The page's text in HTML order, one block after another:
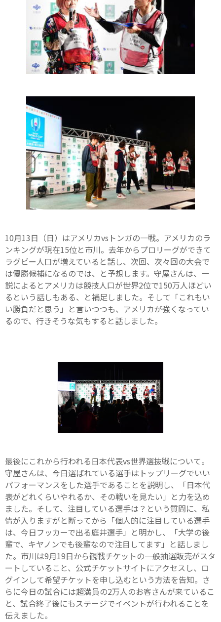
10月13日（日）はアメリカvsトンガの一戦。アメリカのラ
ンキングが現在15位と市川。去年からプロリーグができて
ラグビー人口が増えていると話し、次回、次々回の大会で
は優勝候補になるのでは、と予想します。守屋さんは、一
説によるとアメリカは競技人口が世界2位で150万人ほどい
るという話しもある、と補足しました。そして「これもい
い勝負だと思う」と言いつつも、アメリカが強くなってい
るので、行きそうな気もすると話しました。
最後にこれから行われる日本代表vs世界選抜戦について。
守屋さんは、今日選ばれている選手はトップリーグでいい
パフォーマンスをした選手であることを説明し、「日本代
表がどれくらいやれるか、その戦いを見たい」と力を込め
ました。そして、注目している選手は？という質問に、私
情が入りますがと断ってから「個人的に注目している選手
は、今日フッカーで出る庭井選手」と明かし、「大学の後
輩で、キヤノンでも後輩なので注目してます」と話しまし
た。市川は9月19日から観戦チケットの一般抽選販売がスタ
ートしていること、公式チケットサイトにアクセスし、ロ
グインして希望チケットを申し込むという方法を告知。さ
らに今日の試合には超満員の2万人のお客さんが来ているこ
と、試合終了後にもステージでイベントが行われることを
伝えました。